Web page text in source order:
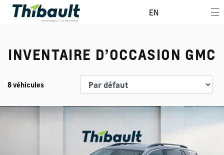
EN
INVENTAIRE D’OCCASION GMC
8 véhicules
Afficher 11 images en plus